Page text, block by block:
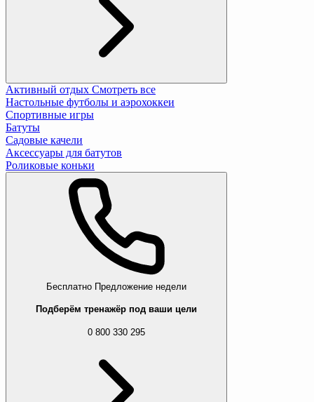
Активный отдых Смотреть все
Настольные футболы и аэрохоккеи
Спортивные игры
Батуты
Садовые качели
Аксессуары для батутов
Роликовые коньки
Бесплатно Предложение недели
Подберём тренажёр под ваши цели
0 800 330 295